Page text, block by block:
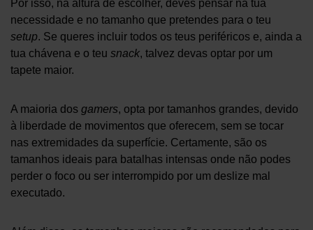
Por isso, na altura de escolher, deves pensar na tua
necessidade e no tamanho que pretendes para o teu
setup. Se queres incluir todos os teus periféricos e, ainda a
tua chávena e o teu snack, talvez devas optar por um
tapete maior.
A maioria dos gamers, opta por tamanhos grandes, devido
à liberdade de movimentos que oferecem, sem se tocar
nas extremidades da superfície. Certamente, são os
tamanhos ideais para batalhas intensas onde não podes
perder o foco ou ser interrompido por um deslize mal
executado.